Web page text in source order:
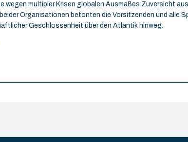
wegen multipler Krisen globalen Ausmaßes Zuversicht
Organisationen betonten die Vorsitzenden und alle
Geschlossenheit über den Atlantik hinweg.